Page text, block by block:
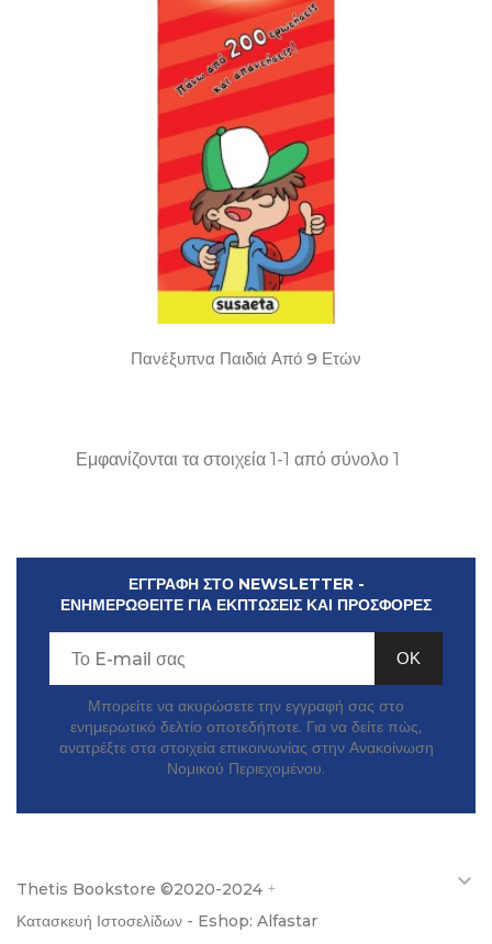
Πανέξυπνα Παιδιά Από 9 Ετών
Εμφανίζονται τα στοιχεία 1-1 από σύνολο 1
ΕΓΓΡΑΦΗ ΣΤΟ NEWSLETTER -
ΕΝΗΜΕΡΩΘΕΙΤΕ ΓΙΑ ΕΚΠΤΩΣΕΙΣ ΚΑΙ ΠΡΟΣΦΟΡΕΣ
Μπορείτε να ακυρώσετε την εγγραφή σας στο
ενημερωτικό δελτίο οποτεδήποτε. Για να δείτε πώς,
ανατρέξτε στα στοιχεία επικοινωνίας στην Ανακοίνωση
Νομικού Περιεχομένου.

Thetis Bookstore ©2020-2024 +
Κατασκευή Ιστοσελίδων - Eshop: Alfastar